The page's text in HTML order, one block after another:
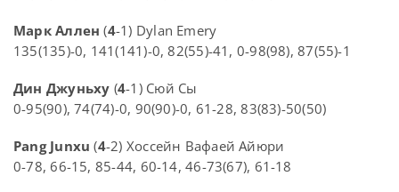
Марк Аллен (4-1) Dylan Emery
135(135)-0, 141(141)-0, 82(55)-41, 0-98(98), 87(55)-1
Дин Джуньху (4-1) Сюй Сы
0-95(90), 74(74)-0, 90(90)-0, 61-28, 83(83)-50(50)
Pang Junxu (4-2) Хоссейн Вафаей Айюри
0-78, 66-15, 85-44, 60-14, 46-73(67), 61-18